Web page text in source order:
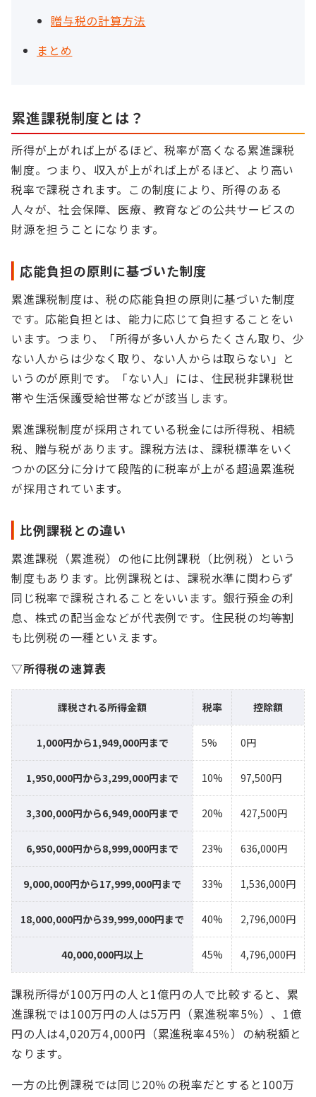
贈与税の計算方法
まとめ
累進課税制度とは？
所得が上がれば上がるほど、税率が高くなる累進課税
制度。つまり、収入が上がれば上がるほど、より高い
税率で課税されます。この制度により、所得のある
人々が、社会保障、医療、教育などの公共サービスの
財源を担うことになります。
応能負担の原則に基づいた制度
累進課税制度は、税の応能負担の原則に基づいた制度
です。応能負担とは、能力に応じて負担することをい
います。つまり、「所得が多い人からたくさん取り、少
ない人からは少なく取り、ない人からは取らない」と
いうのが原則です。「ない人」には、住民税非課税世
帯や生活保護受給世帯などが該当します。
累進課税制度が採用されている税金には所得税、相続
税、贈与税があります。課税方法は、課税標準をいく
つかの区分に分けて段階的に税率が上がる超過累進税
が採用されています。
比例課税との違い
累進課税（累進税）の他に比例課税（比例税）という
制度もあります。比例課税とは、課税水準に関わらず
同じ税率で課税されることをいいます。銀行預金の利
息、株式の配当金などが代表例です。住民税の均等割
も比例税の一種といえます。
▽所得税の速算表
課税される所得金額 税率 控除額
1,000円から1,949,000円まで 5% 0円
1,950,000円から3,299,000円まで 10% 97,500円
3,300,000円から6,949,000円まで 20% 427,500円
6,950,000円から8,999,000円まで 23% 636,000円
9,000,000円から17,999,000円まで 33% 1,536,000円
18,000,000円から39,999,000円まで 40% 2,796,000円
40,000,000円以上 45% 4,796,000円
課税所得が100万円の人と1億円の人で比較すると、累
進課税では100万円の人は5万円（累進税率5％）、1億
円の人は4,020万4,000円（累進税率45％）の納税額と
なります。
一方の比例課税では同じ20％の税率だとすると100万